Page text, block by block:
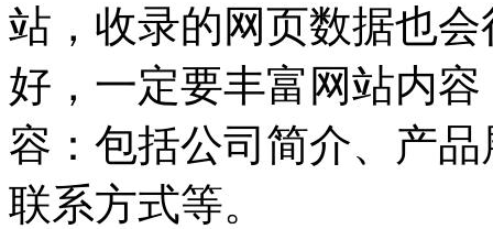
站，收录的网页数据也
好，一定要丰富网站内
容：包括公司简介、产
联系方式等。